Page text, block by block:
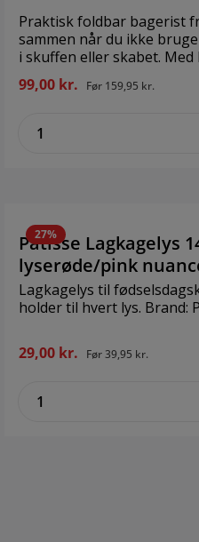
Praktisk foldbar bagerist
sammen når du ikke
i skuffen eller skabet. Med håndtag. Brand: Patisse
Størrelse: Længde 46/18
Rustfrit stål
99,00 kr. Før 159,95 kr.
27%
Patisse Lagkagelys
lyserøde/pink
Lagkagelys til
holder til
29,00 kr. Før39,95 kr.